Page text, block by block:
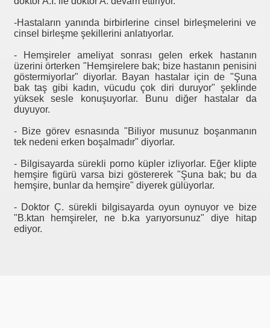
-Hastaların yanında birbirlerine cinsel birleşmelerini ve
cinsel birleşme şekillerini anlatıyorlar.
- Hemşireler ameliyat sonrası gelen erkek hastanın
üzerini örterken "Hemşirelere bak; bize hastanın penisini
göstermiyorlar" diyorlar. Bayan hastalar için de "Şuna
bak taş gibi kadın, vücudu çok diri duruyor" şeklinde
yüksek sesle konuşuyorlar. Bunu diğer hastalar da
duyuyor.
- Bize görev esnasında "Biliyor musunuz boşanmanın
tek nedeni erken boşalmadır" diyorlar.
- Bilgisayarda sürekli porno küpler izliyorlar. Eğer klipte
hemşire figürü varsa bizi göstererek "Şuna bak; bu da
hemşire, bunlar da hemşire" diyerek gülüyorlar.
- Doktor Ç. sürekli bilgisayarda oyun oynuyor ve bize
"B.ktan hemşireler, ne b.ka yarıyorsunuz" diye hitap
ediyor.
cikmayin